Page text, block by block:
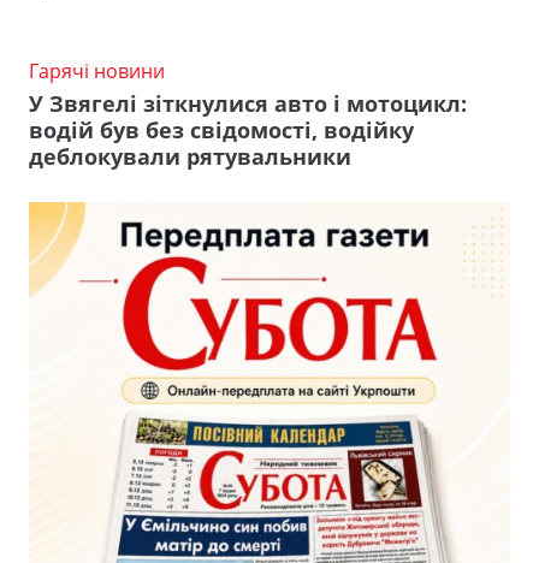
Гарячі новини
У Звягелі зіткнулися авто і мотоцикл:
водій був без свідомості, водійку
деблокували рятувальники